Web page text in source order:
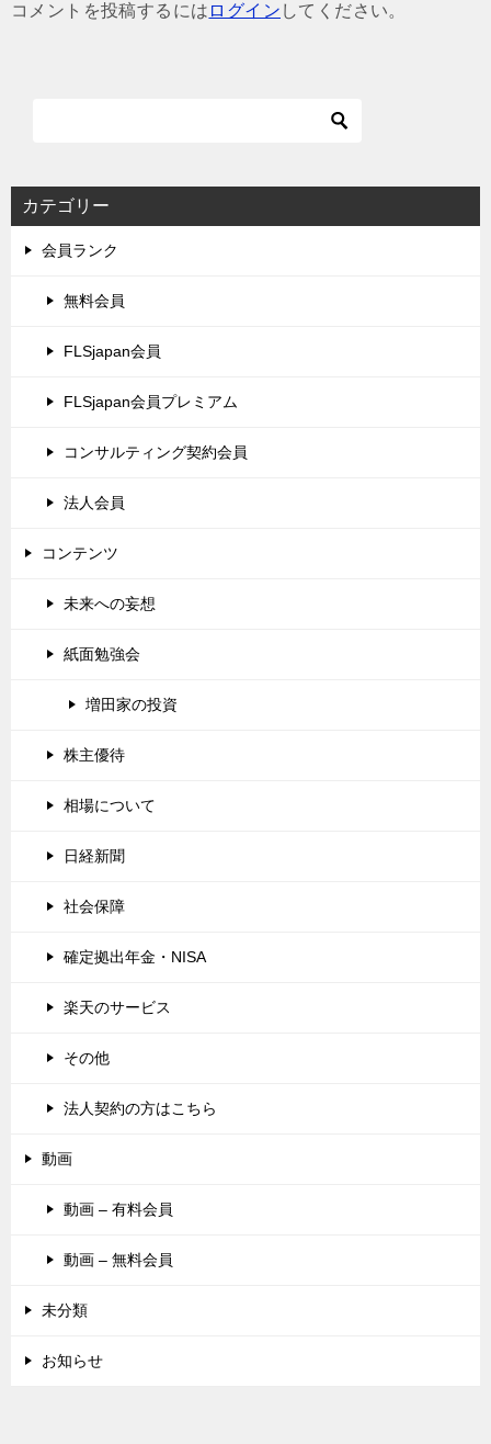
コメントを投稿するには ログイン してください。
カテゴリー
会員ランク
無料会員
FLSjapan会員
FLSjapan会員プレミアム
コンサルティング契約会員
法人会員
コンテンツ
未来への妄想
紙面勉強会
増田家の投資
株主優待
相場について
日経新聞
社会保障
確定拠出年金・NISA
楽天のサービス
その他
法人契約の方はこちら
動画
動画 – 有料会員
動画 – 無料会員
未分類
お知らせ